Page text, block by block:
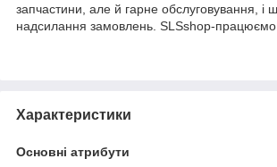
запчастини, але й гарне обслуговування, і
надсилання замовлень. SLSshop-
Характеристики
Основні атрибути